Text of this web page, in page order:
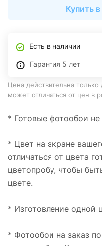
Купить в
Есть в наличии
Гарантия 5 лет
Цена действительна только
может отличаться от цен в
* Готовые фотообои не
* Цвет на экране
отличаться от цвета
цветопробу, чтобы
цвете.
* Изготовление
* Фотообои на заказ